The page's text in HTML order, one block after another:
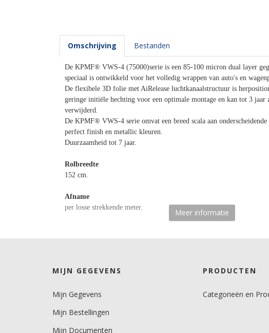
Omschrijving Bestanden
De KPMF® VWS-4 (75000)serie is een 85-100 micron dual layer
speciaal is ontwikkeld voor het volledig wrappen van auto's en
De flexibele 3D folie met AiRelease luchtkanaalstructuur is
geringe initiële hechting voor een optimale montage en kan tot 3 jaar
verwijderd.
De KPMF® VWS-4 serie omvat een breed scala aan
perfect finish en metallic kleuren.
Duurzaamheid tot 7 jaar.
Rolbreedte
152 cm.
Afname
per losse strekkende meter.
semi-permanent, transparant, solvent.
Ondergrond
Dikte
Meer informatie
MIJN GEGEVENS
Mijn Gegevens
Mijn Bestellingen
Mijn Documenten
PRODUCTEN
Categorieën en